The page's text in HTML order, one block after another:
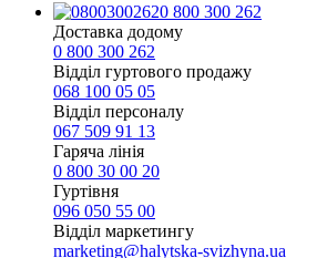
0 800 300 262
Доставка додому
0 800 300 262
Відділ гуртового продажу
068 100 05 05​
Відділ персоналу
067 509 91 13
Гаряча лінія
0 800 30 00 20
Гуртівня
096 050 55 00
Відділ маркетингу
marketing@halytska-svizhyna.ua